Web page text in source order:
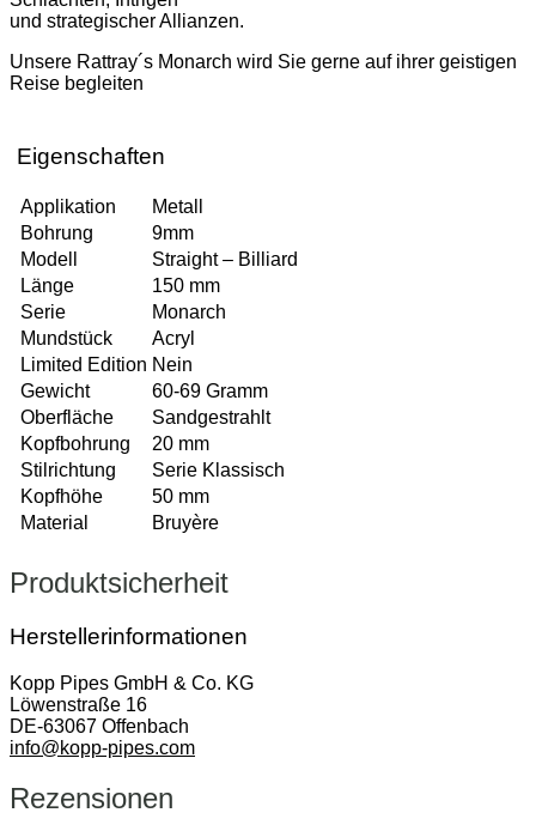
und strategischer Allianzen.
Unsere Rattray´s Monarch wird Sie gerne auf ihrer geistigen
Reise begleiten
Eigenschaften
Applikation
Metall
Bohrung
9mm
Modell
Straight – Billiard
Länge
150 mm
Serie
Monarch
Mundstück
Acryl
Limited Edition Nein
Gewicht
60-69 Gramm
Oberfläche
Sandgestrahlt
Kopfbohrung
20 mm
Stilrichtung
Serie Klassisch
Kopfhöhe
50 mm
Material
Bruyère
Produktsicherheit
Herstellerinformationen
Kopp Pipes GmbH & Co. KG
Löwenstraße 16
DE-63067 Offenbach
info@kopp-pipes.com
Rezensionen